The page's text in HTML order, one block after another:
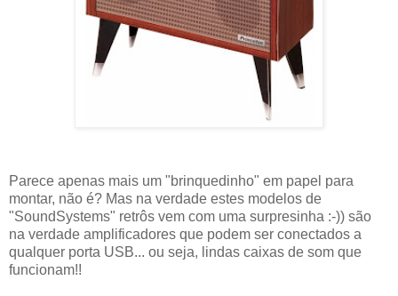
Parece apenas mais um "brinquedinho" em papel para
montar, não é? Mas na verdade estes modelos de
"SoundSystems" retrôs vem com uma surpresinha :-)) são
na verdade amplificadores que podem ser conectados a
qualquer porta USB... ou seja, lindas caixas de som que
funcionam!!